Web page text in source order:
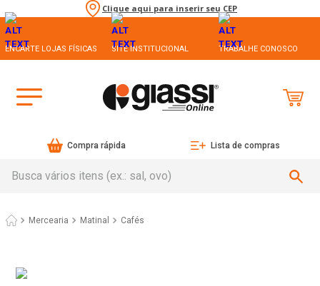
Clique aqui para inserir seu CEP
ENCARTE LOJAS FÍSICAS SITE INSTITUCIONAL TRABALHE CONOSCO
Compra rápida Lista de compras
Mercearia Matinal Cafés